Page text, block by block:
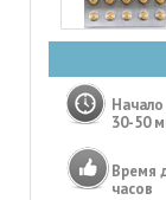
30-50
Время
часов